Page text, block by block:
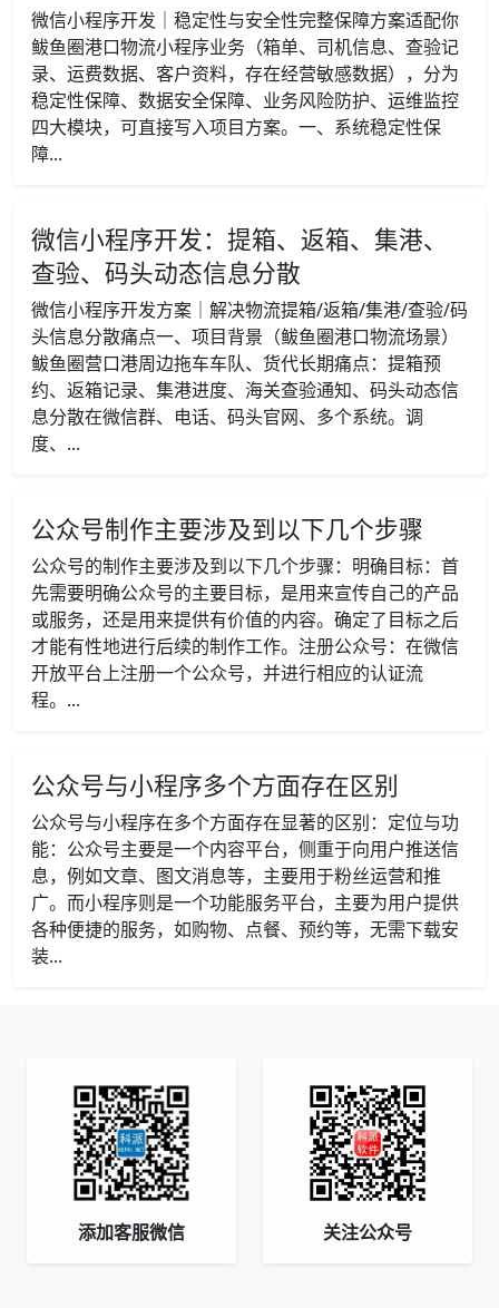
微信小程序开发｜稳定性与安全性完整保障方案适配你
鲅鱼圈港口物流小程序业务（箱单、司机信息、查验记
录、运费数据、客户资料，存在经营敏感数据），分为
稳定性保障、数据安全保障、业务风险防护、运维监控
四大模块，可直接写入项目方案。一、系统稳定性保
障...
微信小程序开发：提箱、返箱、集港、
查验、码头动态信息分散
微信小程序开发方案｜解决物流提箱/返箱/集港/查验/码
头信息分散痛点一、项目背景（鲅鱼圈港口物流场景）
鲅鱼圈营口港周边拖车车队、货代长期痛点：提箱预
约、返箱记录、集港进度、海关查验通知、码头动态信
息分散在微信群、电话、码头官网、多个系统。调
度、...
公众号制作主要涉及到以下几个步骤
公众号的制作主要涉及到以下几个步骤：明确目标：首
先需要明确公众号的主要目标，是用来宣传自己的产品
或服务，还是用来提供有价值的内容。确定了目标之后
才能有性地进行后续的制作工作。注册公众号：在微信
开放平台上注册一个公众号，并进行相应的认证流
程。...
公众号与小程序多个方面存在区别
公众号与小程序在多个方面存在显著的区别：定位与功
能：公众号主要是一个内容平台，侧重于向用户推送信
息，例如文章、图文消息等，主要用于粉丝运营和推
广。而小程序则是一个功能服务平台，主要为用户提供
各种便捷的服务，如购物、点餐、预约等，无需下载安
装...
添加客服微信 关注公众号